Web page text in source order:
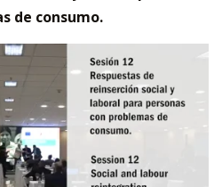
de consumo.